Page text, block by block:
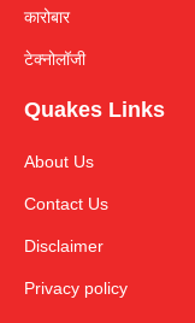
कारोबार
टेक्नोलॉजी
Quakes Links
About Us
Contact Us
Disclaimer
Privacy policy